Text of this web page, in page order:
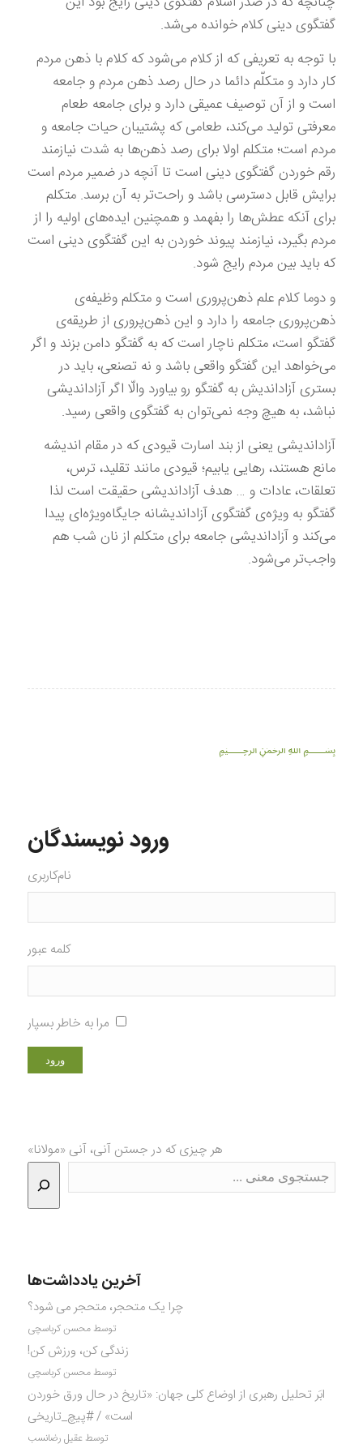
گفتگوی دینی کلام خوانده می‌شد.
با توجه به تعریفی که از کلام می‌شود که کلام با ذهن مردم
کار دارد و متکلّم دائما در حال رصد ذهن مردم و جامعه
است و از آن توصیف عمیقی دارد و برای جامعه طعام
معرفتی تولید می‌کند، طعامی که پشتیبان حیات جامعه و
مردم است؛ متکلم اولا برای رصد ذهن‌ها به شدت نیازمند
رقم‌ خوردن گفتگوی دینی است تا آنچه در ضمیر مردم است
برایش قابل دسترسی باشد و راحت‌تر به آن برسد. متکلم
برای آنکه عطش‌ها را بفهمد و همچنین ایده‌های اولیه را از
مردم بگیرد، نیازمند پیوند خوردن به این گفتگوی دینی است
که باید بین مردم رایج شود.
و دوما کلام علم ذهن‌پروری است و متکلم وظیفه‌ی
ذهن‌پروری جامعه را دارد و این ذهن‌پروری از طریقه‌ی
گفتگو است، متکلم ناچار است که به گفتگو دامن بزند و اگر
می‌خواهد این گفتگو واقعی باشد و نه تصنعی، باید در
بستری آزاداندیش به گفتگو رو بیاورد والّا اگر آزاداندیشی
نباشد، به هیچ وجه نمی‌توان به گفتگوی واقعی رسید.
آزاداندیشی یعنی از بند اسارت قیودی که در مقام اندیشه
مانع هستند، رهایی یابیم؛ قیودی مانند تقلید، ترس،
تعلقات، عادات و … هدف آزاداندیشی حقیقت است لذا
گفتگو به ویژه‌ی گفتگوی آزاداندیشانه جایگاه‌ویژه‌ای پیدا
می‌کند و آزاداندیشی جامعه برای متکلم از نان شب هم
واجب‌تر می‌شود.
﷽
ورود نویسندگان
نام‌کاربری
کلمه عبور
مرا به خاطر بسپار
هر چیزی که در جستن آنی، آنی «مولانا»
آخرین یادداشت‌ها
چرا یک متحجر، متحجر می شود؟
توسط محسن کرباسچی
زندگی کن، ورزش کن!
توسط محسن کرباسچی
ابَر تحلیل رهبری از اوضاع کلی جهان: «تاریخ در حال ورق خوردن
است» / #پیچ_تاریخی
توسط عقیل رضانسب